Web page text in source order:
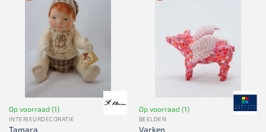
Op voorraad (1)
INTERIEURDECORATIE
Tamara
Op voorraad (1)
BEELDEN
Varken